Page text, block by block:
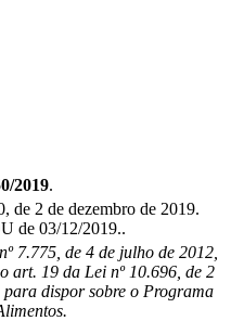
2019.
de 2 de dezembro de 2019.
de 03/12/2019..
7.775, de 4 de julho de 2012,
art. 19 da Lei nº 10.696, de 2
dispor sobre o Programa